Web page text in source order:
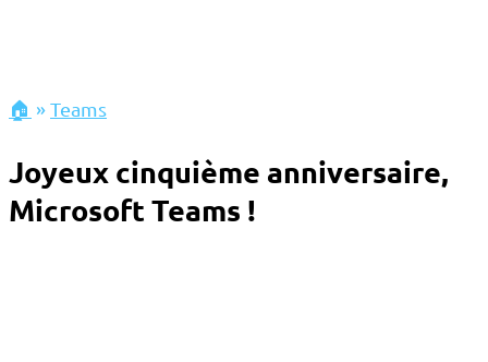
🏠 »Teams
Joyeux cinquième anniversaire,
Microsoft Teams !